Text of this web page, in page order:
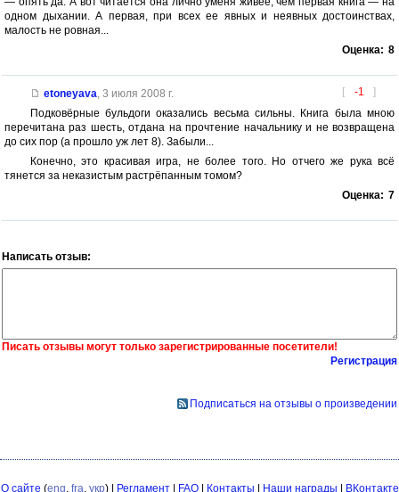
одном дыхании. А первая, при всех ее явных и неявных достоинствах,
малость не ровная...
Оценка: 8
[ -1 ]
etoneyava 3 июля 2008 г.
Подковёрные бульдоги оказались весьма сильны. Книга была мною
перечитана раз шесть, отдана на прочтение начальнику и не возвращена
до сих пор (а прошло уж лет 8). Забыли...
Конечно, это красивая игра, не более того. Но отчего же рука всё
тянется за неказистым растрёпанным томом?
Оценка: 7
Написать отзыв:
Писать отзывы могут только зарегистрированные посетители!
Регистрация
Подписаться на отзывы о произведении
О сайте (eng fra укр) | Регламент| FAQ| Контакты | Наши награды | ВКонтакте